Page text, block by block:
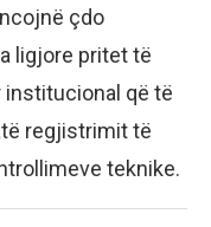
çdo
ligjore pritet të
që të
regjistrimit të
teknike.